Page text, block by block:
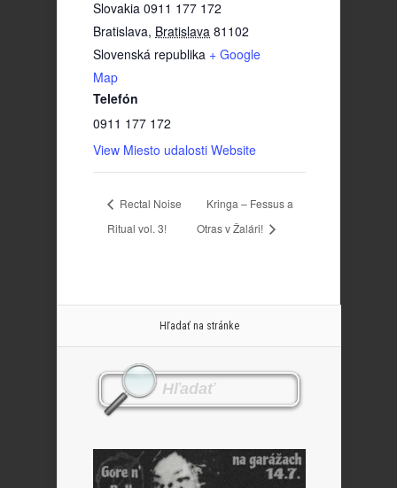
Slovakia 0911 177 172
Bratislava, Bratislava 81102
Slovenská republika + Google
Map
Telefón
0911 177 172
View Miesto udalosti Website
Rectal Noise
Ritual vol. 3!
Kringa – Fessus a
Otras v Žalári!
Hľadať na stránke